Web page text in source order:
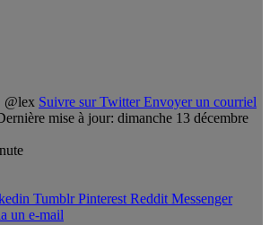
@lex Suivre sur Twitter Envoyer un courriel
mise à jour: dimanche 13 décembre
Tumblr Pinterest Reddit Messenger
un e-mail